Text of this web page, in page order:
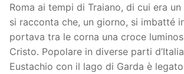
Roma ai tempi di Traiano, di cui era un
si racconta che, un giorno, si imbatté
portava tra le corna una croce
Cristo. Popolare in diverse parti
Eustachio con il lago di Garda è